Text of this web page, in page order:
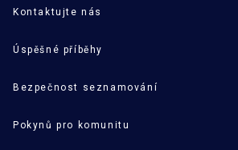
Kontaktujte nás
Úspěšné příběhy
Bezpečnost seznamování
Pokynů pro komunitu